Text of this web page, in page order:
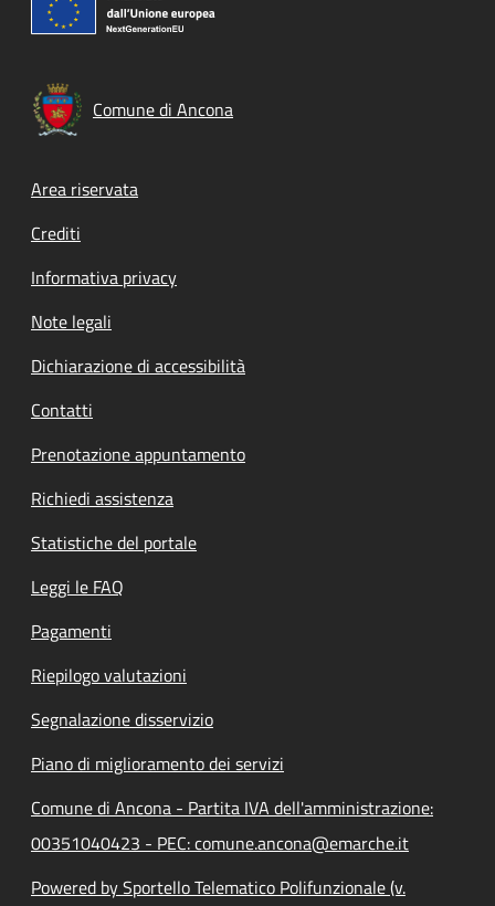
Comune di Ancona
Footer menu
Area riservata
Crediti
Informativa privacy
Note legali
Dichiarazione di accessibilità
Contatti
Prenotazione appuntamento
Richiedi assistenza
Statistiche del portale
Leggi le FAQ
Pagamenti
Riepilogo valutazioni
Segnalazione disservizio
Piano di miglioramento dei servizi
Comune di Ancona - Partita IVA dell'amministrazione:
00351040423 - PEC: comune.ancona@emarche.it
Powered by Sportello Telematico Polifunzionale (v.